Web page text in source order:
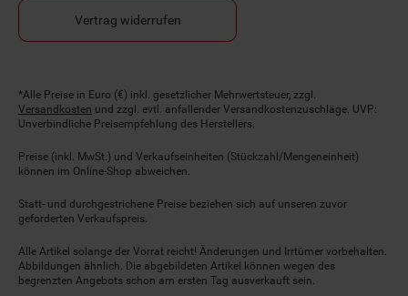
Vertrag widerrufen
Fußnoten
*Alle Preise in Euro (€) inkl. gesetzlicher Mehrwertsteuer, zzgl.
Versandkosten und zzgl. evtl. anfallender Versandkostenzuschläge. UVP:
Unverbindliche Preisempfehlung des Herstellers.
Preise (inkl. MwSt.) und Verkaufseinheiten (Stückzahl/Mengeneinheit)
können im Online-Shop abweichen.
Statt- und durchgestrichene Preise beziehen sich auf unseren zuvor
geforderten Verkaufspreis.
Alle Artikel solange der Vorrat reicht! Änderungen und Irrtümer vorbehalten.
Abbildungen ähnlich. Die abgebildeten Artikel können wegen des
begrenzten Angebots schon am ersten Tag ausverkauft sein.